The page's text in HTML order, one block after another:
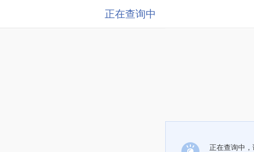
正在查询中
正在查询中